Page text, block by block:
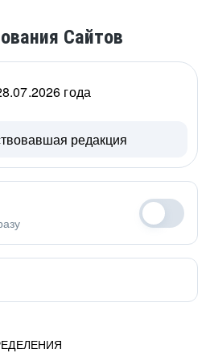
Сайтов
года
редакция